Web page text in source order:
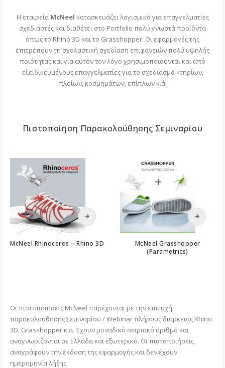
H εταιρείαMcNeel κατασκευάζει λογισμικό για επαγγελματίες
σχεδιαστές και διαθέτει στο Portfolio πολύ γνωστά προϊόντα
όπως το Rhino 3D και το Grasshopper. Οι εφαρμογές της
επιτρέπουν τη σχολαστική σχεδίαση επιφανειών πολύ υψηλής
ποιότητας και για αυτόν τον λόγο χρησιμοποιούνται και από
εξειδικευμένους επαγγελματίες για το σχεδιασμό κτηρίων,
πλοίων, κοσμημάτων, επίπλων κ.ά.
Πιστοποίηση Παρακολούθησης Σεμιναρίου
Αυτό
το
έχει
να
επιλεγούν
στη
σελίδα
του
McNeel Rhinoceros – Rhino 3D
Αυτό
το
προϊόν
έχει
επιλεγούν
στη
σελίδα
McNeel Grasshopper
(Parametrics)
Οι πιστοποιήσεις McNeel παρέχονται με την επιτυχή
παρακολούθησης Σεμιναρίου / Webinar πλήρους διάρκειας Rhino
3D, Grasshopper κ.α. Έχουν μοναδικό σειριακό αριθμό και
αναγνωρίζονται σε Ελλάδα και εξωτερικό. Οι πιστοποιήσεις
αναγράφουν την έκδοση της εφαρμογής και δεν έχουν
ημερομηνία λήξης.